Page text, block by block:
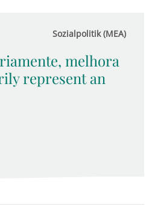
Sozialpolitik (MEA)
melhora
represent an